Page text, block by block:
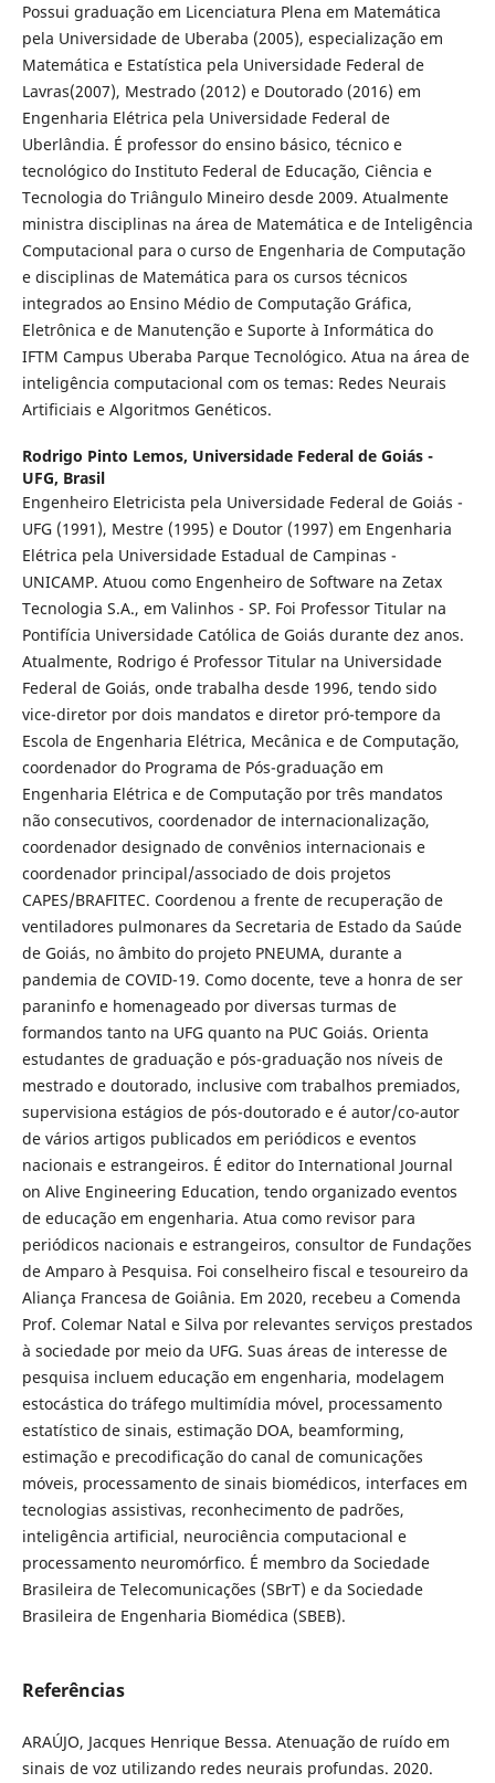
Possui graduação em Licenciatura Plena em Matemática
pela Universidade de Uberaba (2005), especialização em
Matemática e Estatística pela Universidade Federal de
Lavras(2007), Mestrado (2012) e Doutorado (2016) em
Engenharia Elétrica pela Universidade Federal de
Uberlândia. É professor do ensino básico, técnico e
tecnológico do Instituto Federal de Educação, Ciência e
Tecnologia do Triângulo Mineiro desde 2009. Atualmente
ministra disciplinas na área de Matemática e de Inteligência
Computacional para o curso de Engenharia de Computação
e disciplinas de Matemática para os cursos técnicos
integrados ao Ensino Médio de Computação Gráfica,
Eletrônica e de Manutenção e Suporte à Informática do
IFTM Campus Uberaba Parque Tecnológico. Atua na área de
inteligência computacional com os temas: Redes Neurais
Artificiais e Algoritmos Genéticos.
Rodrigo Pinto Lemos, Universidade Federal de Goiás -
UFG, Brasil
Engenheiro Eletricista pela Universidade Federal de Goiás -
UFG (1991), Mestre (1995) e Doutor (1997) em Engenharia
Elétrica pela Universidade Estadual de Campinas -
UNICAMP. Atuou como Engenheiro de Software na Zetax
Tecnologia S.A., em Valinhos - SP. Foi Professor Titular na
Pontifícia Universidade Católica de Goiás durante dez anos.
Atualmente, Rodrigo é Professor Titular na Universidade
Federal de Goiás, onde trabalha desde 1996, tendo sido
vice-diretor por dois mandatos e diretor pró-tempore da
Escola de Engenharia Elétrica, Mecânica e de Computação,
coordenador do Programa de Pós-graduação em
Engenharia Elétrica e de Computação por três mandatos
não consecutivos, coordenador de internacionalização,
coordenador designado de convênios internacionais e
coordenador principal/associado de dois projetos
CAPES/BRAFITEC. Coordenou a frente de recuperação de
ventiladores pulmonares da Secretaria de Estado da Saúde
de Goiás, no âmbito do projeto PNEUMA, durante a
pandemia de COVID-19. Como docente, teve a honra de ser
paraninfo e homenageado por diversas turmas de
formandos tanto na UFG quanto na PUC Goiás. Orienta
estudantes de graduação e pós-graduação nos níveis de
mestrado e doutorado, inclusive com trabalhos premiados,
supervisiona estágios de pós-doutorado e é autor/co-autor
de vários artigos publicados em periódicos e eventos
nacionais e estrangeiros. É editor do International Journal
on Alive Engineering Education, tendo organizado eventos
de educação em engenharia. Atua como revisor para
periódicos nacionais e estrangeiros, consultor de Fundações
de Amparo à Pesquisa. Foi conselheiro fiscal e tesoureiro da
Aliança Francesa de Goiânia. Em 2020, recebeu a Comenda
Prof. Colemar Natal e Silva por relevantes serviços prestados
à sociedade por meio da UFG. Suas áreas de interesse de
pesquisa incluem educação em engenharia, modelagem
estocástica do tráfego multimídia móvel, processamento
estatístico de sinais, estimação DOA, beamforming,
estimação e precodificação do canal de comunicações
móveis, processamento de sinais biomédicos, interfaces em
tecnologias assistivas, reconhecimento de padrões,
inteligência artificial, neurociência computacional e
processamento neuromórfico. É membro da Sociedade
Brasileira de Telecomunicações (SBrT) e da Sociedade
Brasileira de Engenharia Biomédica (SBEB).
Referências
ARAÚJO, Jacques Henrique Bessa. Atenuação de ruído em
sinais de voz utilizando redes neurais profundas. 2020.